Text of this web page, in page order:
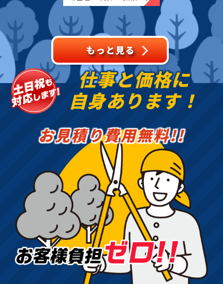
定・草刈りなどのお庭の
こと、造園・植木屋をお
探しなら当社にご相談く
ださい！当社では造園工
事
仕事と価格に
自身あります！
お見積り費用無料!!